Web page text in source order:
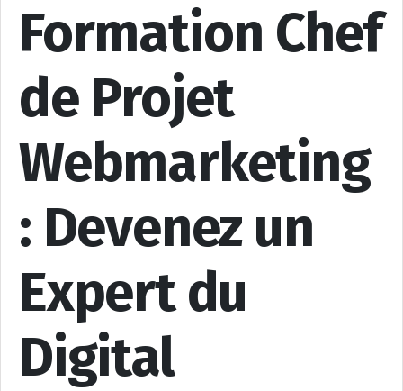
Formation Chef
de Projet
Webmarketing
: Devenez un
Expert du
Digital